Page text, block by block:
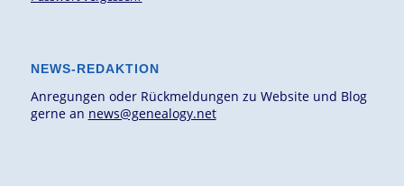
NEWS-REDAKTION
Anregungen oder Rückmeldungen zu Website und Blog
gerne an news@genealogy.net